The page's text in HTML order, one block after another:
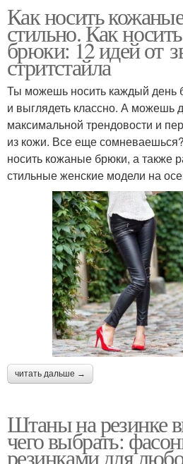
Как носить
стильно. Как
брюки: 12 идей от
стритстайла
Ты можешь носить каждый день
и выглядеть классно. А можешь
максимальной трендовости и
из кожи. Все еще
носить кожаные брюки, а также
стильные женские модели на
читать дальше →
Штаны на резинке
чего выбрать:
резинками для